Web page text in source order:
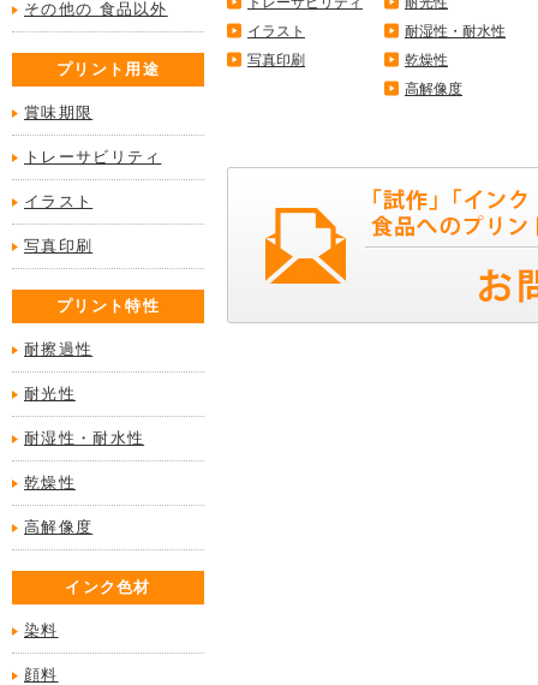
その他の 食品以外
プリント用途
賞味期限
トレーサビリティ
イラスト
写真印刷
プリント特性
耐擦過性
耐光性
耐湿性・耐水性
乾燥性
高解像度
インク色材
染料
顔料
イラスト
写真印刷
耐湿性・耐水性
乾燥性
高解像度